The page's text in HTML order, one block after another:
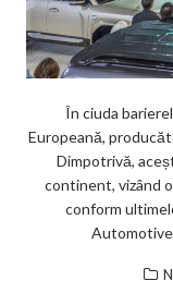
În ciuda
Europeană,
Dimpotrivă,
continent, vizând
conform